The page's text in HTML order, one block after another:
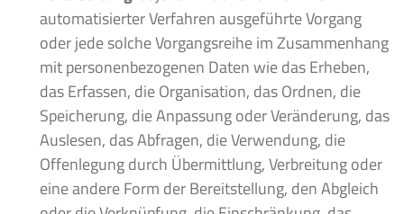
automatisierter Verfahren ausgeführte Vorgang
oder jede solche Vorgangsreihe im Zusammenhang
mit personenbezogenen Daten wie das Erheben,
das Erfassen, die Organisation, das Ordnen, die
Speicherung, die Anpassung oder Veränderung, das
Auslesen, das Abfragen, die Verwendung, die
Offenlegung durch Übermittlung, Verbreitung oder
eine andere Form der Bereitstellung, den Abgleich